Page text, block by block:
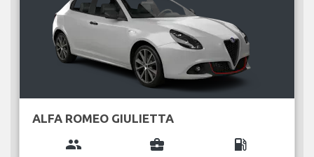
ALFA ROMEO GIULIETTA
group business_center local_gas_station